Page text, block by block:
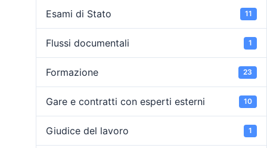
Esami di Stato 11
Flussi documentali 1
Formazione 23
Gare e contratti con esperti esterni 10
Giudice del lavoro 1